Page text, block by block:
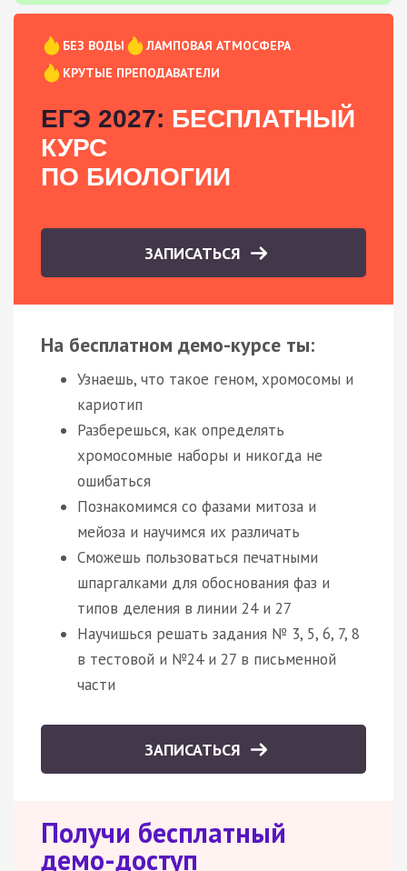
БЕЗ ВОДЫ
ЛАМПОВАЯ АТМОСФЕРА
КРУТЫЕ ПРЕПОДАВАТЕЛИ
ЕГЭ 2027: БЕСПЛАТНЫЙ
КУРС
ПО БИОЛОГИИ
ЗАПИСАТЬСЯ
На бесплатном демо-курсе ты:
Узнаешь, что такое геном, хромосомы и
кариотип
Разберешься, как определять
хромосомные наборы и никогда не
ошибаться
Познакомимся со фазами митоза и
мейоза и научимся их различать
Сможешь пользоваться печатными
шпаргалками для обоснования фаз и
типов деления в линии 24 и 27
Научишься решать задания № 3, 5, 6, 7, 8
в тестовой и №24 и 27 в письменной
части
ЗАПИСАТЬСЯ
Получи бесплатный
демо-доступ